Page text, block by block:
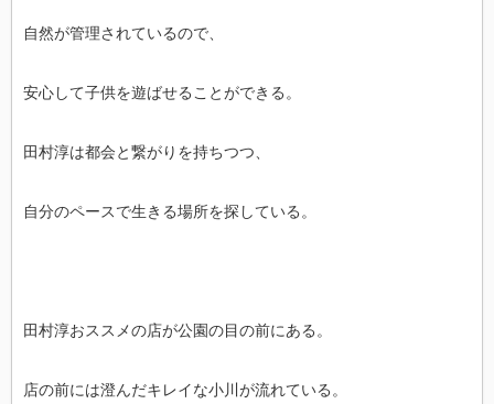
自然が管理されているので、
安心して子供を遊ばせることができる。
田村淳は都会と繋がりを持ちつつ、
自分のペースで生きる場所を探している。
田村淳おススメの店が公園の目の前にある。
店の前には澄んだキレイな小川が流れている。